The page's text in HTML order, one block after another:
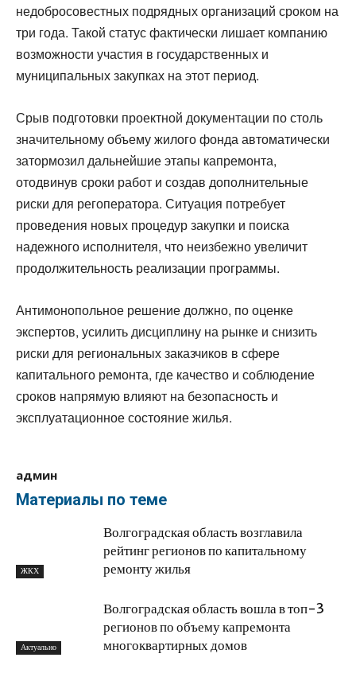
недобросовестных подрядных организаций сроком на
три года. Такой статус фактически лишает компанию
возможности участия в государственных и
муниципальных закупках на этот период.
Срыв подготовки проектной документации по столь
значительному объему жилого фонда автоматически
затормозил дальнейшие этапы капремонта,
отодвинув сроки работ и создав дополнительные
риски для регоператора. Ситуация потребует
проведения новых процедур закупки и поиска
надежного исполнителя, что неизбежно увеличит
продолжительность реализации программы.
Антимонопольное решение должно, по оценке
экспертов, усилить дисциплину на рынке и снизить
риски для региональных заказчиков в сфере
капитального ремонта, где качество и соблюдение
сроков напрямую влияют на безопасность и
эксплуатационное состояние жилья.
админ
Материалы по теме
ЖКХ
Волгоградская область возглавила
рейтинг регионов по капитальному
ремонту жилья
Актуально
Волгоградская область вошла в топ-3
регионов по объему капремонта
многоквартирных домов